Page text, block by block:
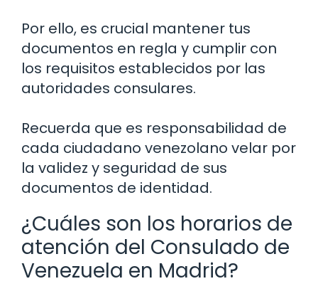
Por ello, es crucial mantener tus
documentos en regla y cumplir con
los requisitos establecidos por las
autoridades consulares.
Recuerda que es responsabilidad de
cada ciudadano venezolano velar por
la validez y seguridad de sus
documentos de identidad.
¿Cuáles son los horarios de
atención del Consulado de
Venezuela en Madrid?